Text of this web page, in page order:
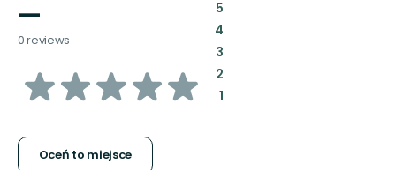
—
0 reviews
z
gwiazdek
Oceń to miejsce
5:
4:
3:
2:
1: